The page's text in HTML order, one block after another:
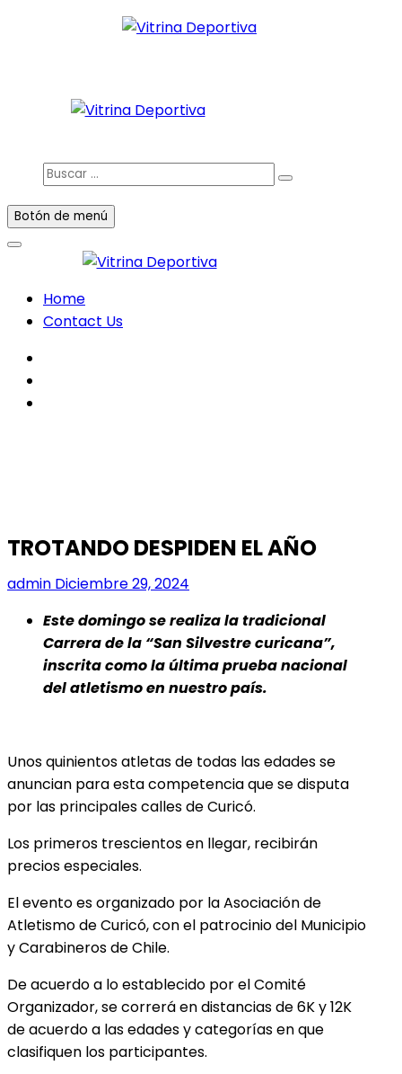
facebook
instagram
Buscar
Botón de menú
Home
Contact Us
TROTANDO DESPIDEN EL AÑO
admin Diciembre 29, 2024
Este domingo se realiza la tradicional
Carrera de la “San Silvestre curicana”,
inscrita como la última prueba nacional
del atletismo en nuestro país.
Unos quinientos atletas de todas las edades se
anuncian para esta competencia que se disputa
por las principales calles de Curicó.
Los primeros trescientos en llegar, recibirán
precios especiales.
El evento es organizado por la Asociación de
Atletismo de Curicó, con el patrocinio del Municipio
y Carabineros de Chile.
De acuerdo a lo establecido por el Comité
Organizador, se correrá en distancias de 6K y 12K
de acuerdo a las edades y categorías en que
clasifiquen los participantes.